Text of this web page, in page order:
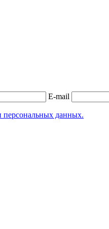
E-mail
персональных данных.